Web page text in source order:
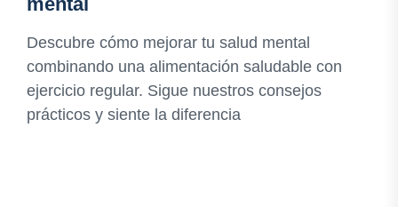
Descubre cómo mejorar tu salud mental
combinando una alimentación saludable con
ejercicio regular. Sigue nuestros consejos
prácticos y siente la diferencia